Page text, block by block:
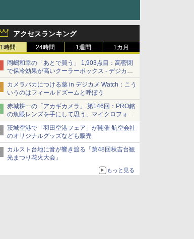
アクセスランキング
1時間 24時間 1週間 1カ月
岡嶋和幸の「あとで買う」 1,903点目：高密閉
で保冷効果が高いクーラーボックス - デジカメ
Watch
カメラバカにつける薬 in デジカメ Watch：こう
いうのはフィールドズームと呼ぼう
赤城耕一の「アカギカメラ」 第146回：PRO銘
の魚眼レンズを手にして思う、マイクロフォー
サーズへの期待と可能性
茨城空港で「羽田空港フェア」が開催 航空会社
のオリジナルグッズなども販売
カルスト台地に音が響き渡る「第48回秋吉台観
光まつり花火大会」
もっと見る